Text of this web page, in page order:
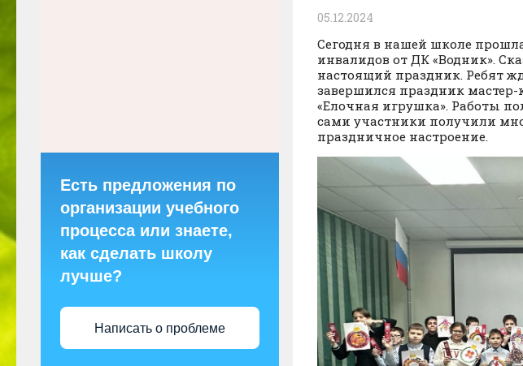
05.12.2024
Сегодня в нашей школе
инвалидов от ДК «Водник».
настоящий праздник. Ребят
завершился праздник
«Елочная игрушка». Работы
сами участники получили
праздничное настроение.
Есть предложения по
организации учебного
процесса или знаете,
как сделать школу
лучше?
Написать о проблеме